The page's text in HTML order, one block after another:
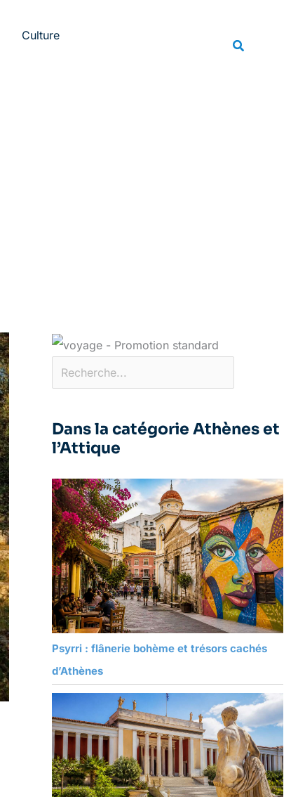
Culture
Dans la catégorie Athènes et
l’Attique
Psyrri : flânerie bohème et trésors cachés
d’Athènes